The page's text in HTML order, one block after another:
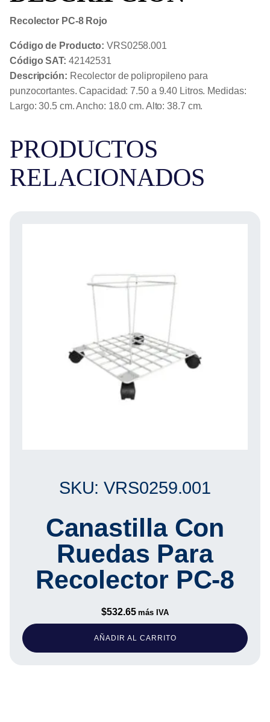
Recolector PC-8 Rojo
Código de Producto: VRS0258.001
Código SAT: 42142531
Descripción: Recolector de polipropileno para
punzocortantes. Capacidad: 7.50 a 9.40 Litros. Medidas:
Largo: 30.5 cm. Ancho: 18.0 cm. Alto: 38.7 cm.
PRODUCTOS
RELACIONADOS
SKU: VRS0259.001
Canastilla Con
Ruedas Para
Recolector PC-8
$532.65 más IVA
AÑADIR AL CARRITO